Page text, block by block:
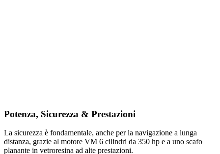
Potenza, Sicurezza & Prestazioni
La sicurezza è fondamentale, anche per la navigazione a lunga
distanza, grazie al motore VM 6 cilindri da 350 hp e a uno scafo
planante in vetroresina ad alte prestazioni.